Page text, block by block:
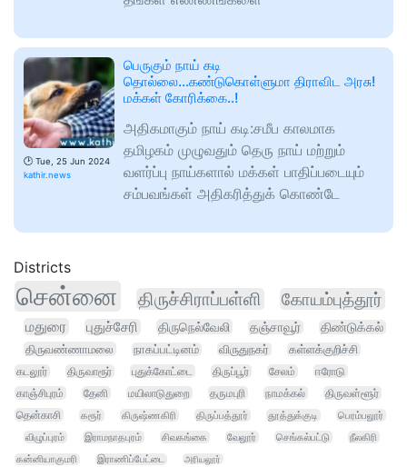
🕑 Tue, 25 Jun 2024
kathir.news
பெருகும் நாய் கடி
தொல்லை...கண்டுகொள்ளுமா திராவிட அரசு!
மக்கள் கோரிக்கை..!
அதிகமாகும் நாய் கடி:சமீப காலமாக
தமிழகம் முழுவதும் தெரு நாய் மற்றும்
வளர்ப்பு நாய்களால் மக்கள் பாதிப்படையும்
சம்பவங்கள் அதிகரித்துக் கொண்டே
Districts
சென்னை திருச்சிராப்பள்ளி கோயம்புத்தூர்
மதுரை புதுச்சேரி திருநெல்வேலி தஞ்சாவூர்
திண்டுக்கல்
திருவண்ணாமலை
நாகப்பட்டினம் விருதுநகர்
கள்ளக்குறிச்சி
கடலூர்
திருவாரூர் புதுக்கோட்டை திருப்பூர் சேலம்
ஈரோடு
காஞ்சிபுரம்
தேனி மயிலாடுதுறை தருமபுரி நாமக்கல்
திருவள்ளூர்
தென்காசி
கரூர் கிருஷ்ணகிரி திருப்பத்தூர் தூத்துக்குடி
பெரம்பலூர்
விழுப்புரம்
இராமநாதபுரம் சிவகங்கை வேலூர் செங்கல்பட்டு நீலகிரி
கன்னியாகுமரி இராணிப்பேட்டை அரியலூர்